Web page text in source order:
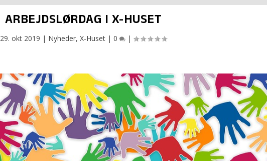
ARBEJDSLØRDAG I X-HUSET
29. okt 2019 | Nyheder, X-Huset| 0 |